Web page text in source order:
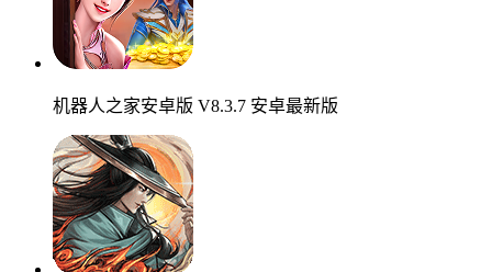
机器人之家安卓版 V8.3.7 安卓最新版